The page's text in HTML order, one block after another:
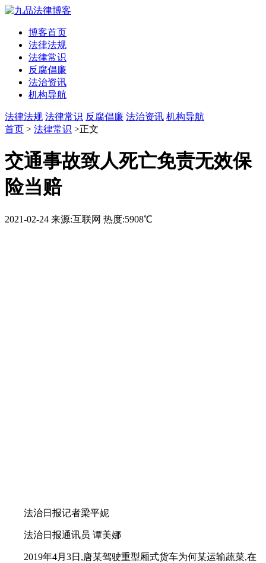
博客首页
法律法规
法律常识
反腐倡廉
法治资讯
机构导航
法律法规 法律常识 反腐倡廉 法治资讯 机构导航
首页 > 法律常识 >正文
交通事故致人死亡免责无效保
险当赔
2021-02-24 来源:互联网 热度:5908℃
法治日报记者梁平妮
法治日报通讯员 谭美娜
2019年4月3日,唐某驾驶重型厢式货车为何某运输蔬菜,在